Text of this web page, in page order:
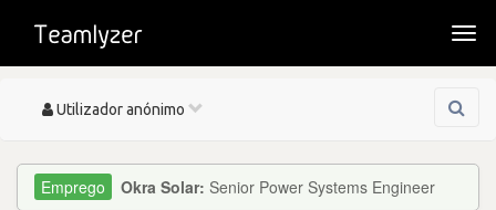
Toggle
Utilizador anónimo
Okra Solar: Senior Power Systems Engineer